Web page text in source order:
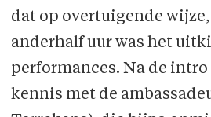
Cast
Alex Magee - Kobe
Susan Hollander - Marte
dat op overtuigende
anderhalf uur was het
performances. Na de intro
kennis met de